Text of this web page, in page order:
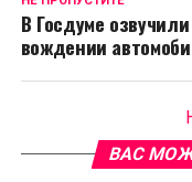
В Госдуме
вождении
ВАС